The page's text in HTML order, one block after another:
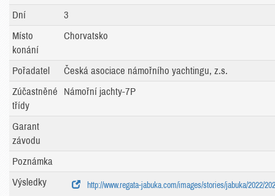
Dní
3
Místo
konání
Chorvatsko
Pořadatel
Česká asociace námořního yachtingu, z.s.
Zúčastněné
třídy
Námořní jachty-7P
Garant
závodu
Poznámka
Výsledky
http://www.regata-jabuka.com/images/stories/jabuka/2022/